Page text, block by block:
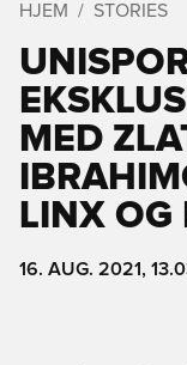
HJEM STORIES
MED
LINX OG
16. AUG. 2021,